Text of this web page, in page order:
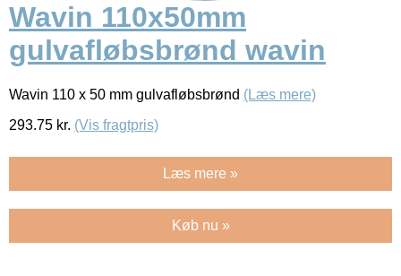
Wavin 110x50mm
gulvafløbsbrønd wavin
Wavin 110 x 50 mm gulvafløbsbrønd (Læs mere)
293.75 kr. (Vis fragtpris)
Læs mere »
Køb nu »